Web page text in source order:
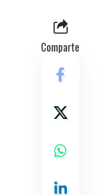
Comparte